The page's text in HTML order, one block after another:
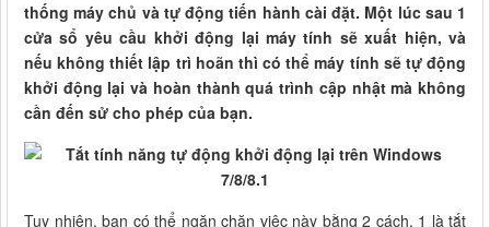
thống máy chủ và tự động tiến hành cài đặt. Một lúc sau 1
cửa sổ yêu cầu khởi động lại máy tính sẽ xuất hiện, và
nếu không thiết lập trì hoãn thì có thể máy tính sẽ tự động
khởi động lại và hoàn thành quá trình cập nhật mà không
cần đến sử cho phép của bạn.
Tuy nhiên, bạn có thể ngăn chặn việc này bằng 2 cách, 1 là tắt